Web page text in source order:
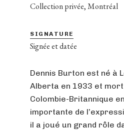
Collection privée, Montréal
SIGNATURE
Signée et datée
Dennis Burton est né à
Alberta en 1933 et
Colombie-Britannique
importante de
il a joué un grand rôle